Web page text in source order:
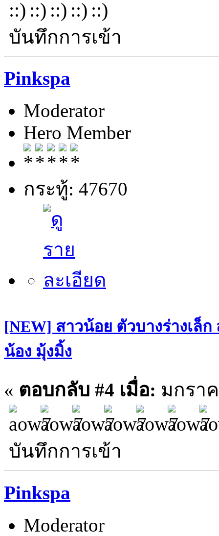
บันทึกการเข้า
Pinkspa
Moderator
Hero Member
กระทู้: 47670
[NEW] สาวน้อย ตัวบางร่างเล็
น้อง มุ้งมิ้ง
« ตอบกลับ #4 เมื่อ: มกราค
บันทึกการเข้า
Pinkspa
Moderator